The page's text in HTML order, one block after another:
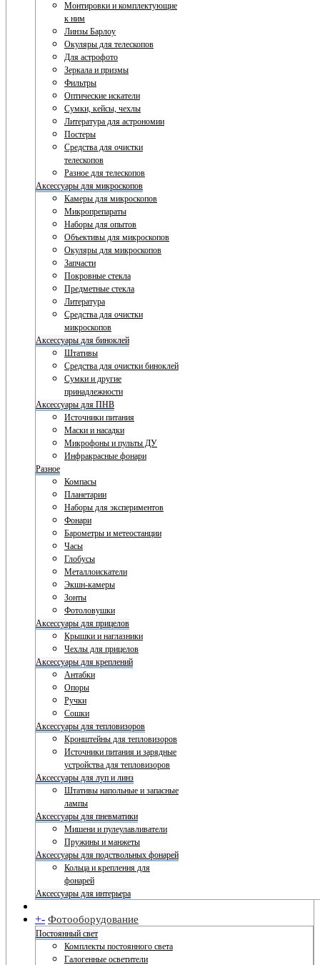
Монтировки и комплектующие
к ним
Линзы Барлоу
Окуляры для телескопов
Для астрофото
Зеркала и призмы
Фильтры
Оптические искатели
Сумки, кейсы, чехлы
Литература для астрономии
Постеры
Средства для очистки
телескопов
Разное для телескопов
Аксессуары для микроскопов
Камеры для микроскопов
Микропрепараты
Наборы для опытов
Объективы для микроскопов
Окуляры для микроскопов
Запчасти
Покровные стекла
Предметные стекла
Литература
Средства для очистки
микроскопов
Аксессуары для биноклей
Штативы
Средства для очистки биноклей
Сумки и другие
принадлежности
Аксессуары для ПНВ
Источники питания
Маски и насадки
Микрофоны и пульты ДУ
Инфракрасные фонари
Разное
Компасы
Планетарии
Наборы для экспериментов
Фонари
Барометры и метеостанции
Часы
Глобусы
Металлоискатели
Экшн-камеры
Зонты
Фотоловушки
Аксессуары для прицелов
Крышки и наглазники
Чехлы для прицелов
Аксессуары для креплений
Антабки
Опоры
Ручки
Сошки
Аксессуары для тепловизоров
Кронштейны для тепловизоров
Источники питания и зарядные
устройства для тепловизоров
Аксессуары для луп и линз
Штативы напольные и запасные
лампы
Аксессуары для пневматики
Мишени и пулеулавливатели
Пружины и манжеты
Аксессуары для подствольных фонарей
Кольца и крепления для
фонарей
Аксессуары для интерьера
+- Фотооборудование
Постоянный свет
Комплекты постоянного света
Галогенные осветители